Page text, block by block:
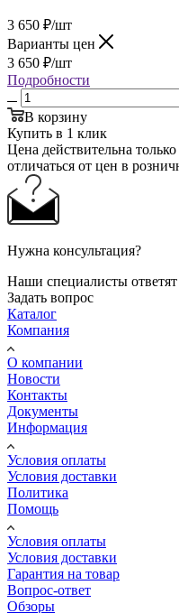
3 650 ₽/шт
Варианты цен
3 650 ₽/шт
Подробности
В корзину
Купить в 1 клик
Цена действительна
отличаться от цен в
Нужна консультация?
Наши специалисты
Задать вопрос
Каталог
Компания
О компании
Новости
Контакты
Документы
Информация
Условия оплаты
Условия доставки
Политика
Помощь
Условия оплаты
Условия доставки
Гарантия на товар
Вопрос-ответ
Обзоры